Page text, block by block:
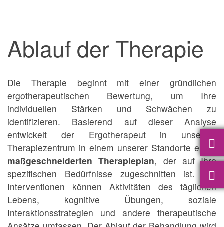
Ablauf der Therapie
Die Therapie beginnt mit einer gründlichen
ergotherapeutischen Bewertung, um Ihre
individuellen Stärken und Schwächen zu
identifizieren. Basierend auf dieser Analyse
entwickelt der Ergotherapeut in unserem
Therapiezentrum in einem unserer Standorte einen
maßgeschneiderten Therapieplan, der auf Ihre
spezifischen Bedürfnisse zugeschnitten ist. Die
Interventionen können Aktivitäten des täglichen
Lebens, kognitive Übungen, soziale
Interaktionsstrategien und andere therapeutische